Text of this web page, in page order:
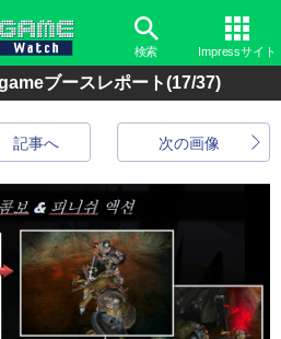
検索 Impressサイト
ブースレポート(17/37)
次の画像
記事へ